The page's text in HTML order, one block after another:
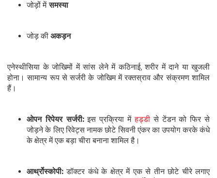
जोड़ों मेंसमस्या
जोड़ की अकड़न
एनेस्थीसिया के जोखिमों में सांस लेने में कठिनाई, शरीर में दाने या खुजली
होना। सामान्य रूप से सर्जरी के जोखिम में रक्तस्राव और संक्रमण शामिल
हैं।
ओपन रिपेयर सर्जरी:इस प्रक्रिया मेंहड्डीसे टेंडन को फिर से
जोड़ने के लिए रिवेट्स नामक छोटे सिवनी एंकर का उपयोग करके कंधे
के क्षेत्र में एक बड़ा चीरा बनाना शामिल है।
आर्थ्रोस्कोपी: डॉक्टर कंधे के क्षेत्र में एक से तीन छोटे चीरे लगाए